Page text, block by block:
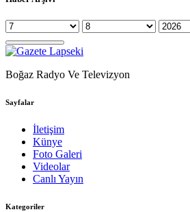
Boğaz Radyo Ve Televizyon
Sayfalar
İletişim
Künye
Foto Galeri
Videolar
Canlı Yayın
Kategoriler